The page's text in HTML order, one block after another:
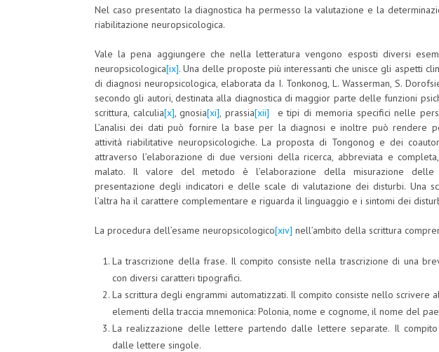
Nel caso presentato la diagnostica ha permesso la valutazione e la
riabilitazione neuropsicologica.
Vale la pena aggiungere che nella letteratura vengono esposti diversi
neuropsicologica[ix]. Una delle proposte più interessanti che unisce gli aspetti
di diagnosi neuropsicologica, elaborata da I. Tonkonog, L. Wasserman, S.
secondo gli autori, destinata alla diagnostica di maggior parte delle funzioni
scrittura, calculia[x], gnosia[xi], prassia[xii] e tipi di memoria specifici nelle
L’analisi dei dati può fornire la base per la diagnosi e inoltre può rendere
attività riabilitative neuropsicologiche. La proposta di Tongonog e dei
attraverso l’elaborazione di due versioni della ricerca, abbreviata e
malato. Il valore del metodo è l’elaborazione della misurazione delle
presentazione degli indicatori e delle scale di valutazione dei disturbi. Una
l’altra ha il carattere complementare e riguarda il linguaggio e i sintomi dei
La procedura dell’esame neuropsicologico[xiv] nell’ambito della scrittura
La trascrizione della frase. Il compito consiste nella trascrizione di una
con diversi caratteri tipografici.
La scrittura degli engrammi automatizzati. Il compito consiste nello scrivere
elementi della traccia mnemonica: Polonia, nome e cognome, il nome del
La realizzazione delle lettere partendo dalle lettere separate. Il
dalle lettere singole.